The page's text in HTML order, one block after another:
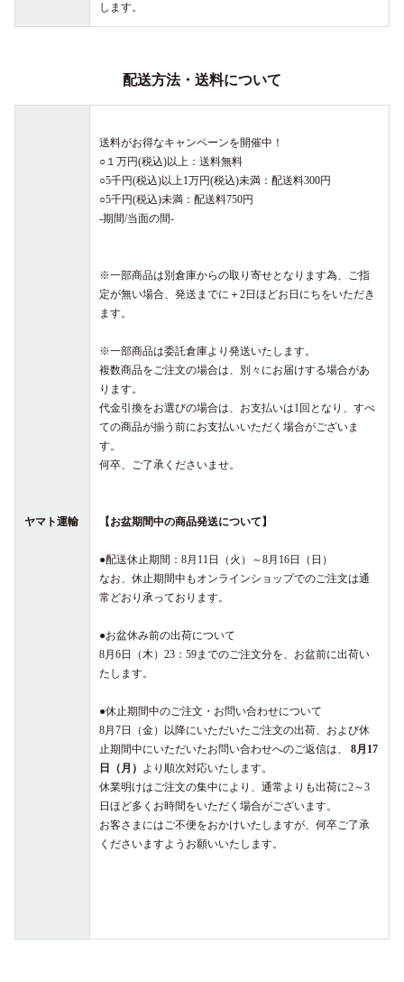
します。
配送方法・送料について
ヤマト運輸
送料がお得なキャンペーンを開催中！
○１万円(税込)以上：送料無料
○5千円(税込)以上1万円(税込)未満：配送料300円
○5千円(税込)未満：配送料750円
-期間/当面の間-
※一部商品は別倉庫からの取り寄せとなります為、ご指
定が無い場合、発送までに＋2日ほどお日にちをいただき
ます。
※一部商品は委託倉庫より発送いたします。
複数商品をご注文の場合は、別々にお届けする場合があ
ります。
代金引換をお選びの場合は、お支払いは1回となり、すべ
ての商品が揃う前にお支払いいただく場合がございま
す。
何卒、ご了承くださいませ。
【お盆期間中の商品発送について】
●配送休止期間：8月11日（火）～8月16日（日）
なお、休止期間中もオンラインショップでのご注文は通
常どおり承っております。
●お盆休み前の出荷について
8月6日（木）23：59までのご注文分を、お盆前に出荷い
たします。
●休止期間中のご注文・お問い合わせについて
8月7日（金）以降にいただいたご注文の出荷、および休
止期間中にいただいたお問い合わせへのご返信は、
8月17
日（月） より順次対応いたします。
休業明けはご注文の集中により、通常よりも出荷に2～3
日ほど多くお時間をいただく場合がございます。
お客さまにはご不便をおかけいたしますが、何卒ご了承
くださいますようお願いいたします。